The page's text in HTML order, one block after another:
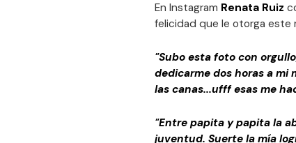
En Instagram Renata Ruiz
felicidad que le otorga este
"Subo esta foto con
dedicarme dos horas a mi
las canas...ufff esas me
"Entre papita y papita la
juventud. Suerte la mía